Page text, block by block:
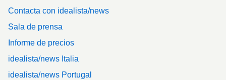
Contacta con idealista/news
Sala de prensa
Informe de precios
idealista/news Italia
idealista/news Portugal